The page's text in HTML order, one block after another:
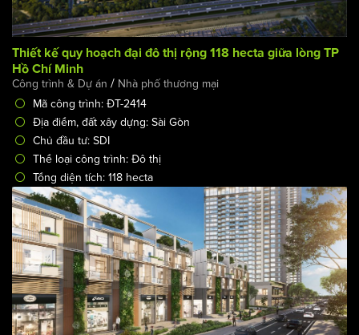
Thiết kế quy hoạch đại đô thị rộng 118 hecta giữa lòng TP
Hồ Chí Minh
Công trình & Dự án/Nhà phố thương mại
Mã công trình: ĐT-2414
Địa điểm, đất xây dựng: Sài Gòn
Chủ đầu tư: SDI
Thể loại công trình: Đô thị
Tổng diện tích: 118 hecta